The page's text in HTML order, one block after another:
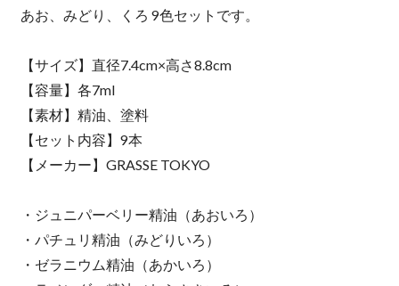
あお、みどり、くろ 9色セットです。
【サイズ】直径7.4cm×高さ8.8cm
【容量】各7ml
【素材】精油、塗料
【セット内容】9本
【メーカー】GRASSE TOKYO
・ジュニパーベリー精油（あおいろ）
・パチュリ精油（みどりいろ）
・ゼラニウム精油（あかいろ）